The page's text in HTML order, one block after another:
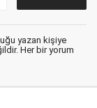
yazan kişiye
Her bir yorum